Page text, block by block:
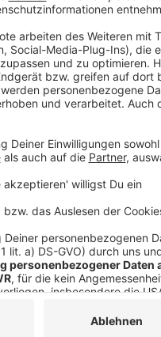
vergangenen Jahr
noch etwas stärker in
klimafreundliche km
Die fahrradaktivste
konnte das
Liebfrauenschule
Das fahrradaktivste
gilt für das Team
verteidigen konnten.
klimafreundliche km
Der fahrradaktivste
Auszeichnung
CO2 Emissionen der
Der aktivste
Siegerteams Mission
2020 mit 3.750